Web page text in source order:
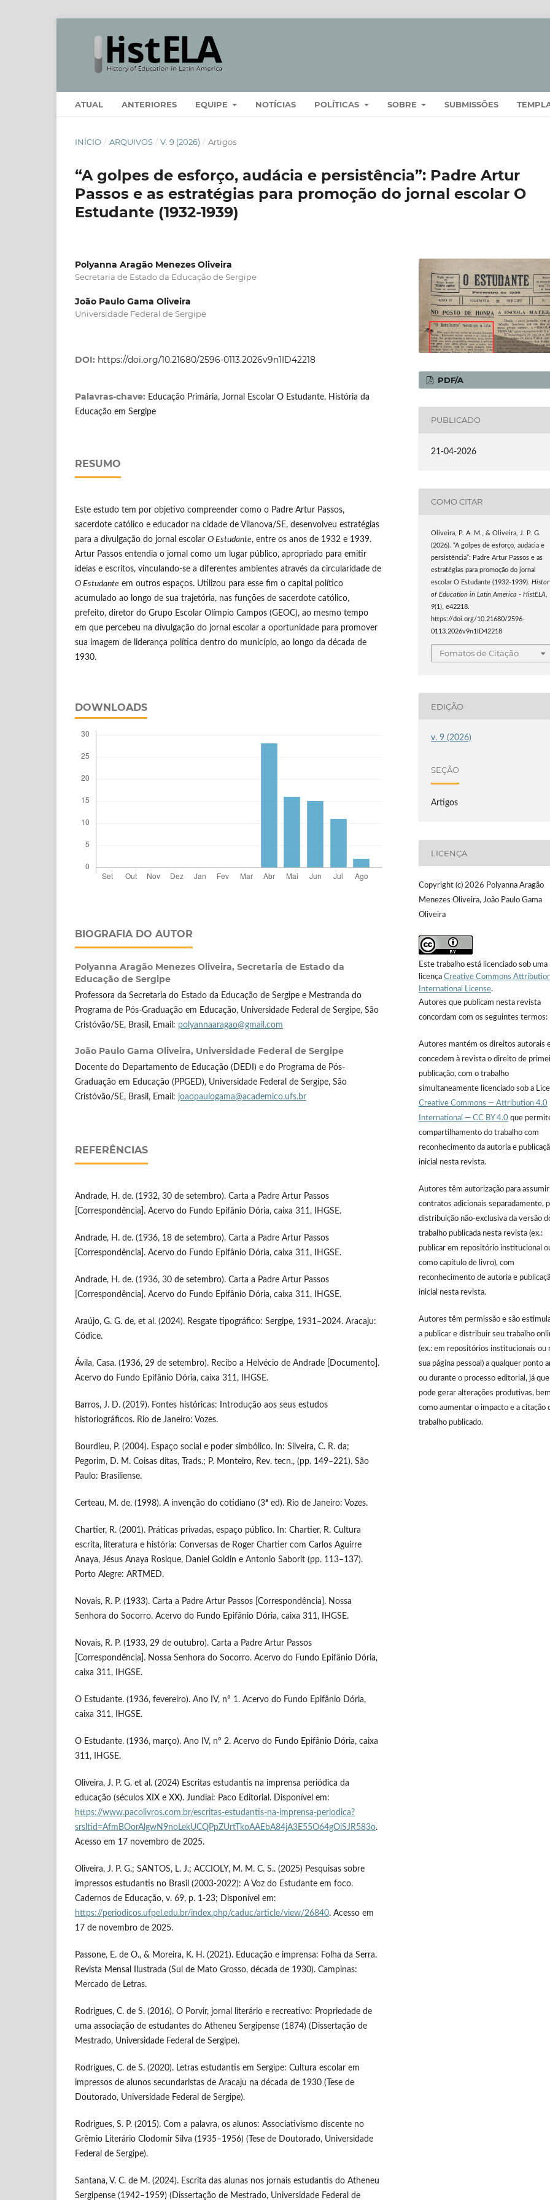
ATUAL ANTERIORES EQUIPE NOTÍCIAS POLÍTICAS SOBRE SUBMISSÕES
INÍCIO / ARQUIVOS / V. 9 (2026) / Artigos
“A golpes de esforço, audácia e persistência”: Padre Artur
Passos e as estratégias para promoção do jornal escolar O
Estudante (1932-1939)
Polyanna Aragão Menezes Oliveira
Secretaria de Estado da Educação de Sergipe
João Paulo Gama Oliveira
Universidade Federal de Sergipe
DOI: https://doi.org/10.21680/2596-0113.2026v9n1ID42218
Palavras-chave: Educação Primária, Jornal Escolar O Estudante, História da
Educação em Sergipe
RESUMO
Este estudo tem por objetivo compreender como o Padre Artur Passos,
sacerdote católico e educador na cidade de Vilanova/SE, desenvolveu estratégias
para a divulgação do jornal escolar O Estudante, entre os anos de 1932 e 1939.
Artur Passos entendia o jornal como um lugar público, apropriado para emitir
ideias e escritos, vinculando-se a diferentes ambientes através da circularidade de
O Estudante em outros espaços. Utilizou para esse fim o capital político
acumulado ao longo de sua trajetória, nas funções de sacerdote católico,
prefeito, diretor do Grupo Escolar Olímpio Campos (GEOC), ao mesmo tempo
em que percebeu na divulgação do jornal escolar a oportunidade para promover
sua imagem de liderança política dentro do município, ao longo da década de
1930.
DOWNLOADS
BIOGRAFIA DO AUTOR
Polyanna Aragão Menezes Oliveira, Secretaria de Estado da
Educação de Sergipe
Professora da Secretaria do Estado da Educação de Sergipe e Mestranda do
Programa de Pós-Graduação em Educação, Universidade Federal de Sergipe, São
Cristóvão/SE, Brasil, Email: polyannaaragao@gmail.com
João Paulo Gama Oliveira, Universidade Federal de Sergipe
Docente do Departamento de Educação (DEDI) e do Programa de Pós-
Graduação em Educação (PPGED), Universidade Federal de Sergipe, São
Cristóvão/SE, Brasil, Email: joaopaulogama@academico.ufs.br
REFERÊNCIAS
Andrade, H. de. (1932, 30 de setembro). Carta a Padre Artur Passos
[Correspondência]. Acervo do Fundo Epifânio Dória, caixa 311, IHGSE.
Andrade, H. de. (1936, 18 de setembro). Carta a Padre Artur Passos
[Correspondência]. Acervo do Fundo Epifânio Dória, caixa 311, IHGSE.
Andrade, H. de. (1936, 30 de setembro). Carta a Padre Artur Passos
[Correspondência]. Acervo do Fundo Epifânio Dória, caixa 311, IHGSE.
Araújo, G. G. de, et al. (2024). Resgate tipográfico: Sergipe, 1931–2024. Aracaju:
Códice.
Ávila, Casa. (1936, 29 de setembro). Recibo a Helvécio de Andrade [Documento].
Acervo do Fundo Epifânio Dória, caixa 311, IHGSE.
Barros, J. D. (2019). Fontes históricas: Introdução aos seus estudos
historiográficos. Rio de Janeiro: Vozes.
Bourdieu, P. (2004). Espaço social e poder simbólico. In: Silveira, C. R. da;
Pegorim, D. M. Coisas ditas, Trads.; P. Monteiro, Rev. tecn., (pp. 149–221). São
Paulo: Brasiliense.
Certeau, M. de. (1998). A invenção do cotidiano (3ª ed). Rio de Janeiro: Vozes.
Chartier, R. (2001). Práticas privadas, espaço público. In: Chartier, R. Cultura
escrita, literatura e história: Conversas de Roger Chartier com Carlos Aguirre
Anaya, Jésus Anaya Rosique, Daniel Goldin e Antonio Saborit (pp. 113–137).
Porto Alegre: ARTMED.
Novais, R. P. (1933). Carta a Padre Artur Passos [Correspondência]. Nossa
Senhora do Socorro. Acervo do Fundo Epifânio Dória, caixa 311, IHGSE.
Novais, R. P. (1933, 29 de outubro). Carta a Padre Artur Passos
[Correspondência]. Nossa Senhora do Socorro. Acervo do Fundo Epifânio Dória,
caixa 311, IHGSE.
O Estudante. (1936, fevereiro). Ano IV, nº 1. Acervo do Fundo Epifânio Dória,
caixa 311, IHGSE.
O Estudante. (1936, março). Ano IV, nº 2. Acervo do Fundo Epifânio Dória, caixa
311, IHGSE.
Oliveira, J. P. G. et al. (2024) Escritas estudantis na imprensa periódica da
educação (séculos XIX e XX). Jundiaí: Paco Editorial. Disponível em:
https://www.pacolivros.com.br/escritas-estudantis-na-imprensa-periodica?
srsltid=AfmBOorAlgwN9noLekUCQPpZUrtTkoAAEbA84jA3E55O64gOiSJR583o.
Acesso em 17 novembro de 2025.
Oliveira, J. P. G.; SANTOS, L. J.; ACCIOLY, M. M. C. S.. (2025) Pesquisas sobre
impressos estudantis no Brasil (2003-2022): A Voz do Estudante em foco.
Cadernos de Educação, v. 69, p. 1-23; Disponível em:
https://periodicos.ufpel.edu.br/index.php/caduc/article/view/26840. Acesso em
17 de novembro de 2025.
Passone, E. de O., & Moreira, K. H. (2021). Educação e imprensa: Folha da Serra.
Revista Mensal Ilustrada (Sul de Mato Grosso, década de 1930). Campinas:
Mercado de Letras.
Rodrigues, C. de S. (2016). O Porvir, jornal literário e recreativo: Propriedade de
uma associação de estudantes do Atheneu Sergipense (1874) (Dissertação de
Mestrado, Universidade Federal de Sergipe).
Rodrigues, C. de S. (2020). Letras estudantis em Sergipe: Cultura escolar em
impressos de alunos secundaristas de Aracaju na década de 1930 (Tese de
Doutorado, Universidade Federal de Sergipe).
Rodrigues, S. P. (2015). Com a palavra, os alunos: Associativismo discente no
Grêmio Literário Clodomir Silva (1935–1956) (Tese de Doutorado, Universidade
Federal de Sergipe).
Santana, V. C. de M. (2024). Escrita das alunas nos jornais estudantis do Atheneu
Sergipense (1942–1959) (Dissertação de Mestrado, Universidade Federal de
PDF/A
PUBLICADO
21-04-2026
COMO CITAR
Oliveira, P. A. M., & Oliveira, J. P. G.
(2026). “A golpes de esforço, audácia e
persistência”: Padre Artur Passos e as
estratégias para promoção do jornal
escolar O Estudante (1932-1939).
of Education in Latin America - HistELA
9(1), e42218.
https://doi.org/10.21680/2596-
0113.2026v9n1ID42218
Fomatos de Citação
EDIÇÃO
v. 9 (2026)
SEÇÃO
Artigos
LICENÇA
Copyright (c) 2026 Polyanna Aragão
Menezes Oliveira, João Paulo Gama
Oliveira
Este trabalho está licenciado sob uma
licença Creative Commons
International License.
Autores que publicam nesta revista
concordam com os seguintes termos:
Autores mantém os direitos autorais
concedem à revista o direito de
publicação, com o trabalho
simultaneamente licenciado sob a
Creative Commons — Attribution 4.0
International — CC BY 4.0 que
compartilhamento do trabalho com
reconhecimento da autoria e
inicial nesta revista.
Autores têm autorização para assumir
contratos adicionais separadamente,
distribuição não-exclusiva da versão
trabalho publicada nesta revista (ex.:
publicar em repositório institucional
como capítulo de livro), com
reconhecimento de autoria e
inicial nesta revista.
Autores têm permissão e são
a publicar e distribuir seu trabalho
(ex.: em repositórios institucionais ou
sua página pessoal) a qualquer ponto
ou durante o processo editorial, já
pode gerar alterações produtivas, bem
como aumentar o impacto e a citação
trabalho publicado.